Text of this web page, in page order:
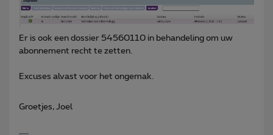
Er is ook een dossier 54560110 in behandeling om uw
abonnement recht te zetten.
Excuses alvast voor het ongemak.
Groetjes, Joel